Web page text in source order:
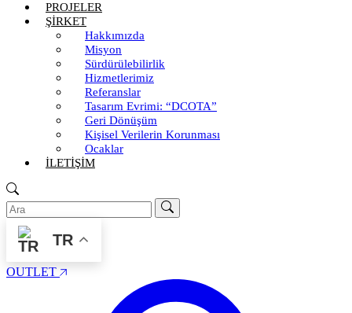
PROJELER
ŞİRKET
Hakkımızda
Misyon
Sürdürülebilirlik
Hizmetlerimiz
Referanslar
Tasarım Evrimi: “DCOTA”
Geri Dönüşüm
Kişisel Verilerin Korunması
Ocaklar
İLETİŞİM
TR
OUTLET